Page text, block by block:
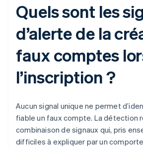
Quels sont les
d’alerte de la
faux comptes
l’inscription ?
Aucun signal unique ne permet
fiable un faux compte. La détection
combinaison de signaux qui, pris
difficiles à expliquer par un